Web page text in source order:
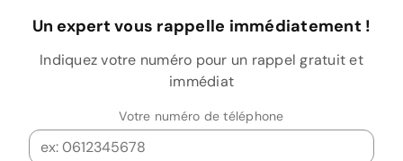
Un expert vous rappelle immédiatement !
Indiquez votre numéro pour un rappel gratuit et
immédiat
Votre numéro de téléphone